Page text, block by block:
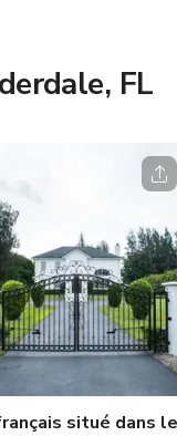
FL
Lauderdale !
situé dans